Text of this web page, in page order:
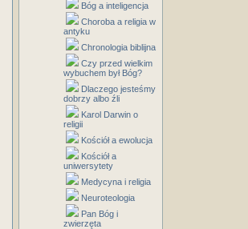
Bóg a inteligencja
Choroba a religia w
antyku
Chronologia biblijna
Czy przed wielkim
wybuchem był Bóg?
Dlaczego jesteśmy
dobrzy albo źli
Karol Darwin o
religii
Kościół a ewolucja
Kościół a
uniwersytety
Medycyna i religia
Neuroteologia
Pan Bóg i
zwierzęta